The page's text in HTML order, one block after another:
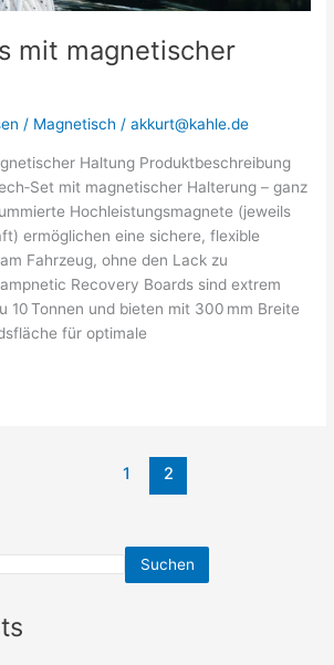
mit magnetischer
/ Magnetisch /akkurt@kahle.de
Haltung Produktbeschreibung
mit magnetischer Halterung – ganz
Hochleistungsmagnete (jeweils
ermöglichen eine sichere, flexible
Fahrzeug, ohne den Lack zu
Recovery Boards sind extrem
10 Tonnen und bieten mit 300 mm Breite
für optimale
1 2
Suchen